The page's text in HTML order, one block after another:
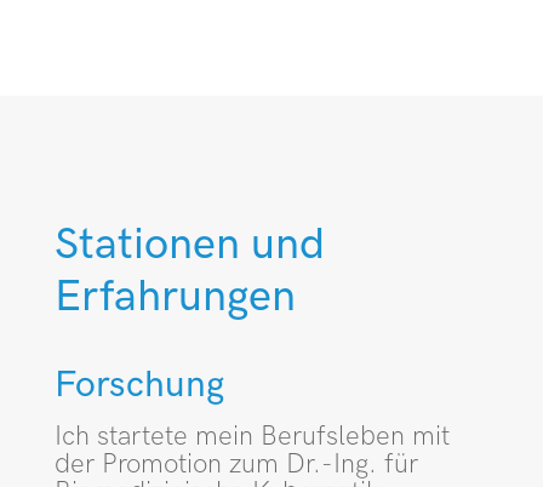
Stationen und
Erfahrungen
Forschung
Ich startete mein Berufsleben mit
der Promotion zum Dr.-Ing. für